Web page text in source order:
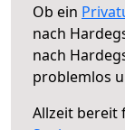
Ob ein
nach
nach
problemlos
Allzeit bereit